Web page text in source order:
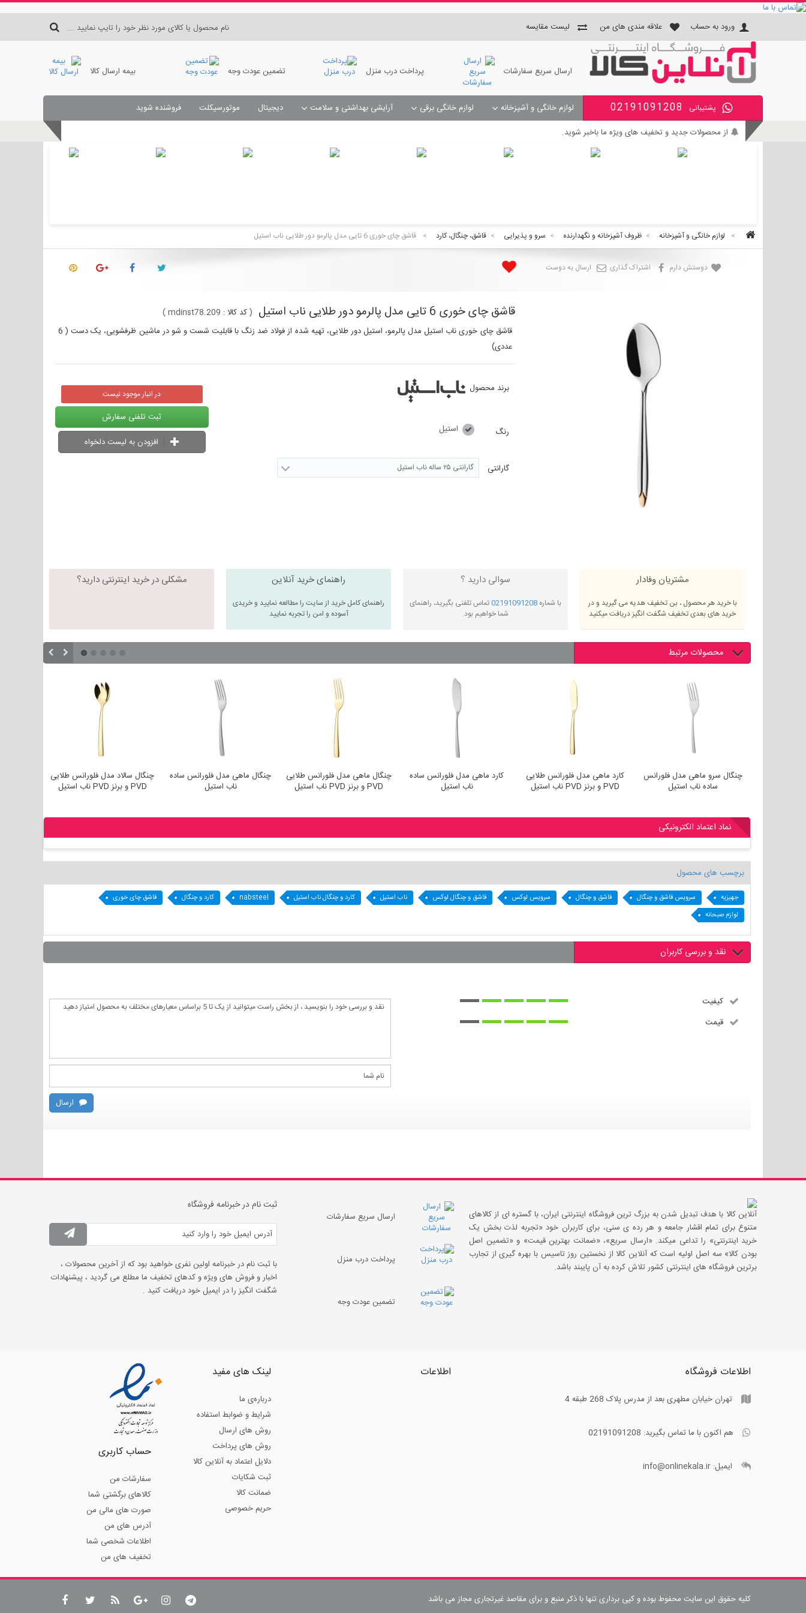
ورود به حساب علاقه مندی های من لیست مقایسه
ارسال سریع سفارشات پرداخت درب منزل تضمین عودت وجه بیمه ارسال کالا
پشتیبانی 02191091208 لوازم خانگی و آشپزخانه لوازم خانگی برقی آرایشی بهداشتی و سلامت دیجیتال موتورسیکلت
فروشنده شوید
از محصولات جدید و تخفیف های ویژه ما باخبر شوید.
بی واسطه و مطمئن خرید کنید.
> لوازم خانگی و آشپزخانه > ظروف آشپزخانه و نگهدارنده > سرو و پذیرایی > قاشق، چنگال، کارد > قاشق چای خوری 6 تایی مدل پالرمو دور طلایی ناب استیل
دوستش دارم اشتراک گذاری ارسال به دوست
قاشق چای خوری 6 تایی مدل پالرمو دور طلایی ناب استیل (کد کالا : mdinst78.209
)
قاشق چای خوری ناب استیل مدل پالرمو، استیل دور طلایی، تهیه شده از فولاد ضد زنگ با قابلیت شست و شو در ماشین ظرفشویی، یک دست ( 6
عددی)
برند محصول
رنگ استیل
گارانتی گارانتی ۲۵ ساله ناب استیل
در انبار موجود نیست
ثبت تلفنی سفارش
افزودن به لیست دلخواه
مشتریان وفادار
با خرید هر محصول ، بن تخفیف هدیه می گیرید و در
خرید های بعدی تخفیف شگفت انگیز دریافت میکنید
سوالی دارید ؟
با شماره 02191091208تماس تلفنی بگیرید، راهنمای
شما خواهیم بود.
راهنمای خرید آنلاین
راهنمای کامل خرید از سایت را مطالعه نمایید و خریدی
آسوده و امن را تجربه نمایید
مشکلی در خرید اینترنتی دارید؟
محصولات مرتبط
چنگال سالاد مدل فلورانس طلایی
PVD و برنز PVD ناب استیل
چنگال ماهی مدل فلورانس ساده
ناب استیل
چنگال ماهی مدل فلورانس طلایی
PVD و برنز PVD ناب استیل
کارد ماهی مدل فلورانس ساده
ناب استیل
کارد ماهی مدل فلورانس طلایی
PVD و برنز PVD ناب استیل
چنگال سرو ماهی مدل فلورانس
ساده ناب استیل
نماد اعتماد الکترونیکی
برچسب های محصول
جهیزیه سرویس قاشق و چنگال قاشق و چنگال سرویس لوکس قاشق و چنگال لوکس ناب استیل کارد و چنگال ناب استیل nabsteel کارد و چنگال
قاشق چای خوری
لوازم صبحانه
نقد و بررسی کاربران
کیفیت
قیمت
ارسال
آنلاین کالا با هدف تبدیل شدن به بزرگ ترین فروشگاه اینترنتی ایران، با گستره ای از کالاهای
متنوع برای تمام اقشار جامعه و هر رده ی سنی، برای کاربران خود «تجربه لذت بخش یک
خرید اینترنتی» را تداعی میکند. «ارسال سریع»، «ضمانت بهترین قیمت» و «تضمین اصل
بودن کالا» سه اصل اولیه است که آنلاین کالا از نخستین روز تاسیس با بهره گیری از تجارب
برترین فروشگاه های اینترنتی کشور تلاش کرده به آن پایبند باشد.
ارسال سریع سفارشات
پرداخت درب منزل
تضمین عودت وجه
ثبت نام در خبرنامه فروشگاه
با ثبت نام در خبرنامه اولین نفری خواهید بود که از آخرین محصولات ،
اخبار و فروش های ویژه و کدهای تخفیف ما مطلع می گردید ، پیشنهادات
شگفت انگیز را در ایمیل خود دریافت کنید .
اطلاعات فروشگاه
تهران خیابان مطهری بعد از مدرس پلاک 268 طبقه 4
هم اکنون با ما تماس بگیرید: 02191091208
ایمیل: info@onlinekala.ir
اطلاعات لینک های مفید
درباره‌ی ما
شرایط و ضوابط استفاده
روش های ارسال
روش های پرداخت
دلایل اعتماد به آنلاین کالا
ثبت شکایات
ضمانت کالا
حریم خصوصی
حساب کاربری
سفارشات من
کالاهای برگشتی شما
صورت های مالی من
آدرس های من
اطلاعات شخصی شما
تخفیف های من
کلیه حقوق این سایت محفوط بوده و کپی برداری تنها با ذکر منبع و برای مقاصد غیرتجاری مجاز می باشد